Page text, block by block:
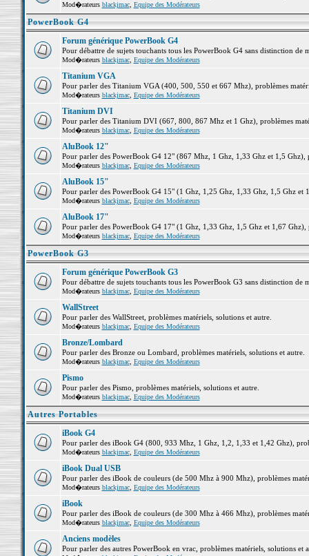
Mod�rateurs blackjmac, Equipe des Modérateurs
PowerBook G4
Forum générique PowerBook G4
Pour débattre de sujets touchants tous les PowerBook G4 sans distinction de
Mod�rateurs blackjmac, Equipe des Modérateurs
Titanium VGA
Pour parler des Titanium VGA (400, 500, 550 et 667 Mhz), problèmes
Mod�rateurs blackjmac, Equipe des Modérateurs
Titanium DVI
Pour parler des Titanium DVI (667, 800, 867 Mhz et 1 Ghz), problèmes
Mod�rateurs blackjmac, Equipe des Modérateurs
AluBook 12"
Pour parler des PowerBook G4 12" (867 Mhz, 1 Ghz, 1,33 Ghz et 1,5 Ghz),
Mod�rateurs blackjmac, Equipe des Modérateurs
AluBook 15"
Pour parler des PowerBook G4 15" (1 Ghz, 1,25 Ghz, 1,33 Ghz, 1,5 Ghz et
Mod�rateurs blackjmac, Equipe des Modérateurs
AluBook 17"
Pour parler des PowerBook G4 17" (1 Ghz, 1,33 Ghz, 1,5 Ghz et 1,67 Ghz),
Mod�rateurs blackjmac, Equipe des Modérateurs
PowerBook G3
Forum générique PowerBook G3
Pour débattre de sujets touchants tous les PowerBook G3 sans distinction de
Mod�rateurs blackjmac, Equipe des Modérateurs
WallStreet
Pour parler des WallStreet, problèmes matériels, solutions et autre.
Mod�rateurs blackjmac, Equipe des Modérateurs
Bronze/Lombard
Pour parler des Bronze ou Lombard, problèmes matériels, solutions et autre.
Mod�rateurs blackjmac, Equipe des Modérateurs
Pismo
Pour parler des Pismo, problèmes matériels, solutions et autre.
Mod�rateurs blackjmac, Equipe des Modérateurs
Autres Portables
iBook G4
Pour parler des iBook G4 (800, 933 Mhz, 1 Ghz, 1,2, 1,33 et 1,42 Ghz),
Mod�rateurs blackjmac, Equipe des Modérateurs
iBook Dual USB
Pour parler des iBook de couleurs (de 500 Mhz à 900 Mhz), problèmes
Mod�rateurs blackjmac, Equipe des Modérateurs
iBook
Pour parler des iBook de couleurs (de 300 Mhz à 466 Mhz), problèmes
Mod�rateurs blackjmac, Equipe des Modérateurs
Anciens modèles
Pour parler des autres PowerBook en vrac, problèmes matériels, solutions et